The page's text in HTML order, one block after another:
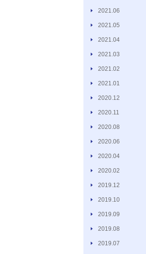
2021.06
2021.05
2021.04
2021.03
2021.02
2021.01
2020.12
2020.11
2020.08
2020.06
2020.04
2020.02
2019.12
2019.10
2019.09
2019.08
2019.07